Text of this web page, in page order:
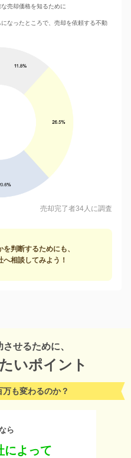
売却価格を知るために
なったところで、売却を依頼する不動
売却完了者34人に調査
判断するためにも、
へ相談してみよう！
せるために、
いポイント
も変わるのか？
ら
によって